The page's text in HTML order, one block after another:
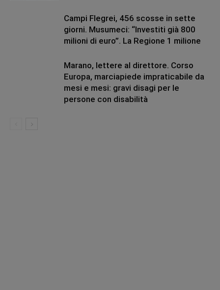
Campi Flegrei, 456 scosse in sette
giorni. Musumeci: “Investiti già 800
milioni di euro”. La Regione 1 milione
Marano, lettere al direttore. Corso
Europa, marciapiede impraticabile da
mesi e mesi: gravi disagi per le
persone con disabilità